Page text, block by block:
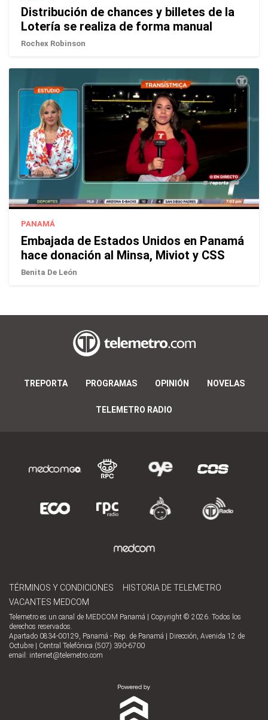
Distribución de chances y billetes de la
Lotería se realiza de forma manual
Rochex Robinson
PANAMÁ
Embajada de Estados Unidos en Panamá
hace donación al Minsa, Miviot y CSS
Benita De León
TREPORTA PROGRAMAS OPINIÓN NOVELAS
TELEMETRO RADIO
TÉRMINOS Y CONDICIONES
HISTORIA DE TELEMETRO
VACANTES MEDCOM
Telemetro es un canal de MEDCOM Panamá | Copyright © 2026. Todos los
derechos reservados.
Apartado 0834-00129, Panamá - Rep. de Panamá | Dirección, Avenida 12 de
Octubre | Central Telefónica (507) 390-6700
email: internet@telemetro.com